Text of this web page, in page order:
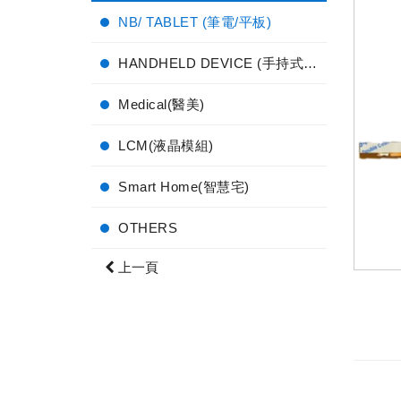
NB/ TABLET (筆電/平板)
HANDHELD DEVICE (手持式電子產品)
Medical(醫美)
LCM(液晶模組)
Smart Home(智慧宅)
OTHERS
上一頁